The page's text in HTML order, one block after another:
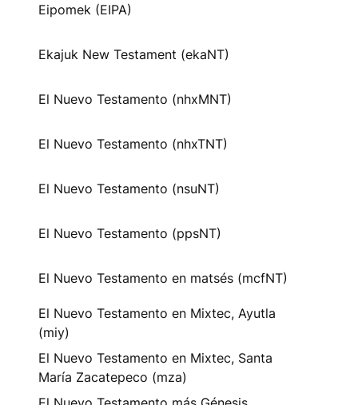
Eipomek (EIPA)
Ekajuk New Testament (ekaNT)
El Nuevo Testamento (nhxMNT)
El Nuevo Testamento (nhxTNT)
El Nuevo Testamento (nsuNT)
El Nuevo Testamento (ppsNT)
El Nuevo Testamento en matsés (mcfNT)
El Nuevo Testamento en Mixtec, Ayutla
(miy)
El Nuevo Testamento en Mixtec, Santa
María Zacatepeco (mza)